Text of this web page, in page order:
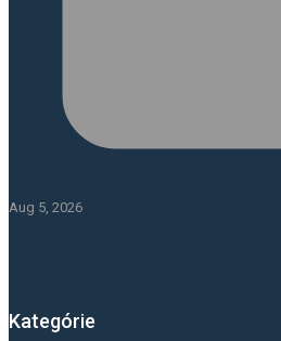
Aug 5, 2026
Kategórie